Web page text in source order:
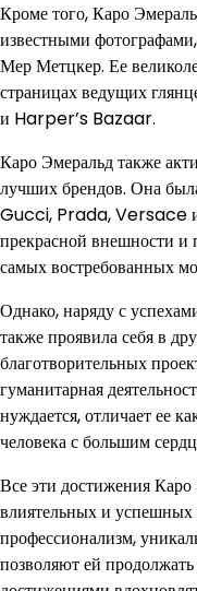
Кроме того, Каро
известными
Мер Метцкер. Ее
страницах ведущих
и Harper’s Bazaar.
Каро Эмеральд также
лучших брендов. Она
Gucci, Prada, Versace и
прекрасной внешности и
самых востребованных
Однако, наряду с
также проявила себя в
благотворительных
гуманитарная
нуждается, отличает ее
человека с большим
Все эти достижения
влиятельных и успешных
профессионализм,
позволяют ей